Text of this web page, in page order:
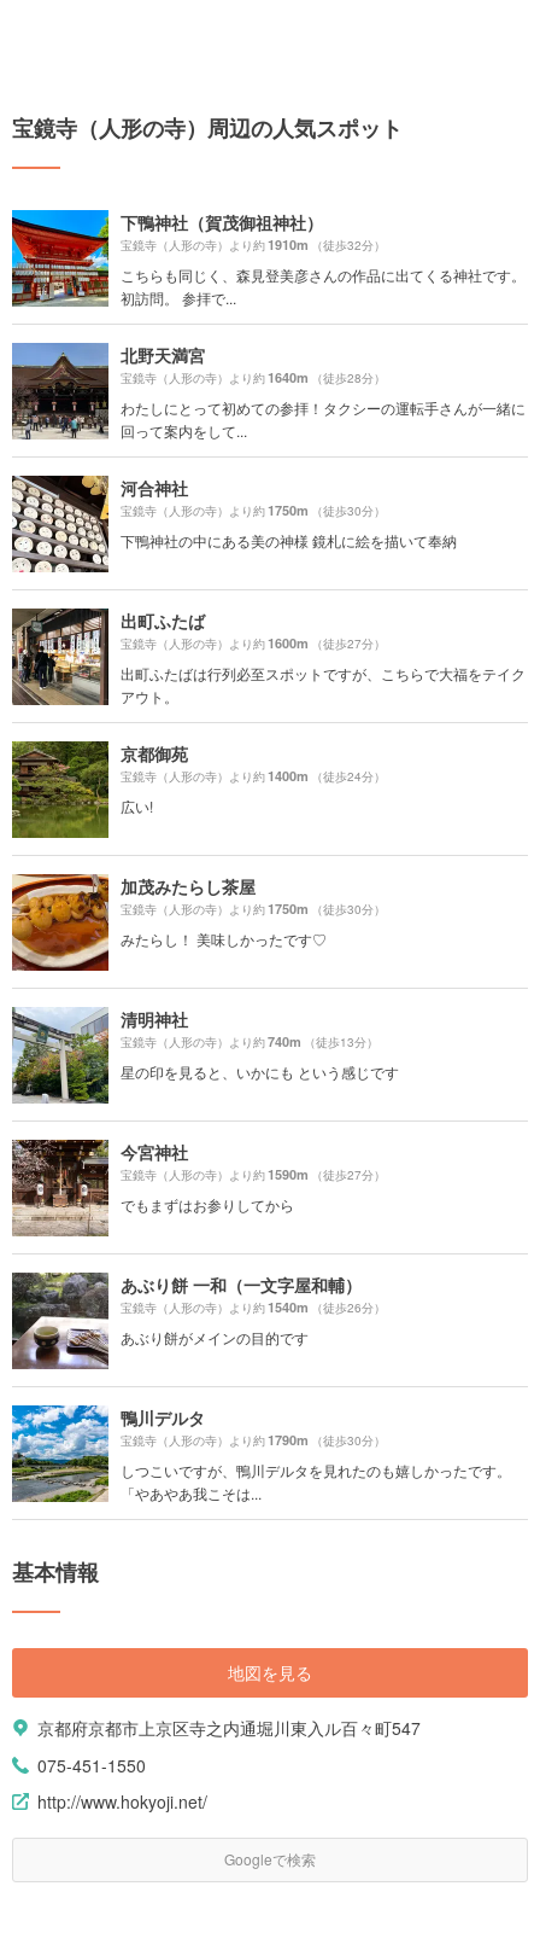
宝鏡寺（人形の寺）周辺の人気スポット
下鴨神社（賀茂御祖神社）
宝鏡寺（人形の寺）より約1910m （徒歩32分）
こちらも同じく、森見登美彦さんの作品に出てくる神社です。
初訪問。 参拝で...
北野天満宮
宝鏡寺（人形の寺）より約1640m （徒歩28分）
わたしにとって初めての参拝！タクシーの運転手さんが一緒に
回って案内をして...
河合神社
宝鏡寺（人形の寺）より約1750m （徒歩30分）
下鴨神社の中にある美の神様 鏡札に絵を描いて奉納
出町ふたば
宝鏡寺（人形の寺）より約1600m （徒歩27分）
出町ふたばは行列必至スポットですが、こちらで大福をテイク
アウト。
京都御苑
宝鏡寺（人形の寺）より約1400m （徒歩24分）
広い!
加茂みたらし茶屋
宝鏡寺（人形の寺）より約1750m （徒歩30分）
みたらし！ 美味しかったです♡
清明神社
宝鏡寺（人形の寺）より約740m （徒歩13分）
星の印を見ると、いかにも という感じです
今宮神社
宝鏡寺（人形の寺）より約1590m （徒歩27分）
でもまずはお参りしてから
あぶり餅 一和（一文字屋和輔）
宝鏡寺（人形の寺）より約1540m （徒歩26分）
あぶり餅がメインの目的です
鴨川デルタ
宝鏡寺（人形の寺）より約1790m （徒歩30分）
しつこいですが、鴨川デルタを見れたのも嬉しかったです。
「やあやあ我こそは...
基本情報
地図を見る
京都府京都市上京区寺之内通堀川東入ル百々町547
075-451-1550
http://www.hokyoji.net/
Googleで検索